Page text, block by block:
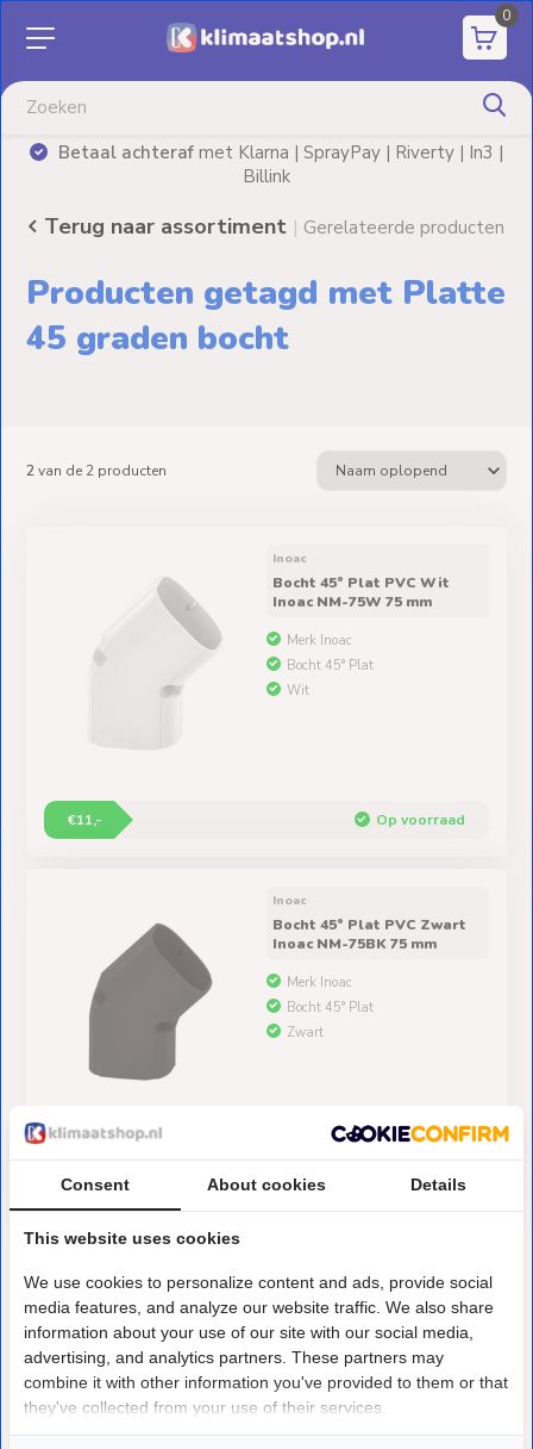
0
Betaal achterafmet Klarna | SprayPay | Riverty | In3 |
Billink
Aanbiedingen
verwarming
Elektrische
Boilers
Terrasverwarming
Spoed- en
Weekendleveringen
Klantenservice
Contact
Terug naar assortiment | Gerelateerde producten
Producten getagd met Platte
45 graden bocht
2van de 2 producten
Inoac
Bocht 45° Plat PVC Wit
Inoac NM-75W 75 mm
Merk Inoac
Bocht 45° Plat
Wit
€11,- Op voorraad
Inoac
Bocht 45° Plat PVC Zwart
Inoac NM-75BK 75 mm
Merk Inoac
Bocht 45° Plat
Zwart
€11,- Op voorraad
Over Klimaatshop.nl
Klimaatshop.nl is gespecialiseerd in
duurzame koeling,
Consent About cookies Details
This website uses cookies
We use cookies to personalize content and ads, provide social
media features, and analyze our website traffic. We also share
information about your use of our site with our social media,
advertising, and analytics partners. These partners may
combine it with other information you've provided to them or that
they've collected from your use of their services.